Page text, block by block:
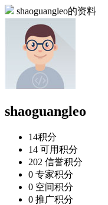
shaoguangleo的资料
shaoguangleo
14积分
14 可用积分
202 信誉积分
0 专家积分
0 空间积分
0 推广积分